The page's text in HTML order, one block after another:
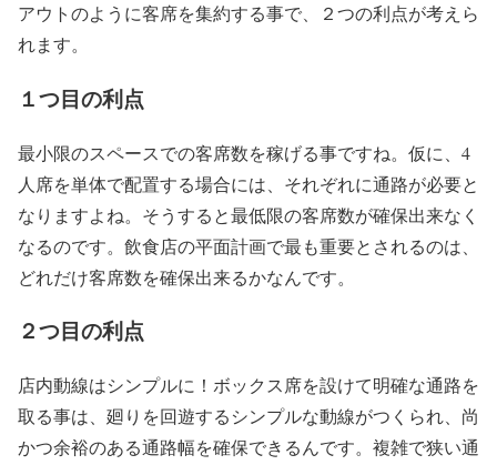
アウトのように客席を集約する事で、２つの利点が考えら
れます。
１つ目の利点
最小限のスペースでの客席数を稼げる事ですね。仮に、4
人席を単体で配置する場合には、それぞれに通路が必要と
なりますよね。そうすると最低限の客席数が確保出来なく
なるのです。飲食店の平面計画で最も重要とされるのは、
どれだけ客席数を確保出来るかなんです。
２つ目の利点
店内動線はシンプルに！ボックス席を設けて明確な通路を
取る事は、廻りを回遊するシンプルな動線がつくられ、尚
かつ余裕のある通路幅を確保できるんです。複雑で狭い通